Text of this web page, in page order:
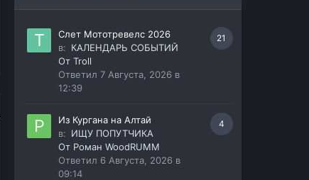
21
Слет Мототревелс 2026
в: КАЛЕНДАРЬ СОБЫТИЙ
От Troll
Ответил 7 Августа, 2026 в
12:39
4
Из Кургана на Алтай
в: ИЩУ ПОПУТЧИКА
От Роман WoodRUMM
Ответил 6 Августа, 2026 в
09:14